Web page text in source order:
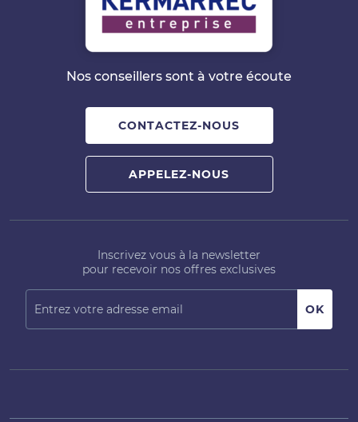
Nos conseillers sont à votre écoute
CONTACTEZ-NOUS
APPELEZ-NOUS
Inscrivez vous à la newsletter
pour recevoir nos offres exclusives